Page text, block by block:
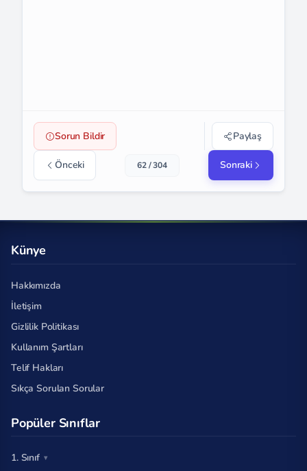
Sorun Bildir Paylaş
Önceki 62 / 304 Sonraki
Künye
Hakkımızda
İletişim
Gizlilik Politikası
Kullanım Şartları
Telif Hakları
Sıkça Sorulan Sorular
Popüler Sınıflar
1. Sınıf